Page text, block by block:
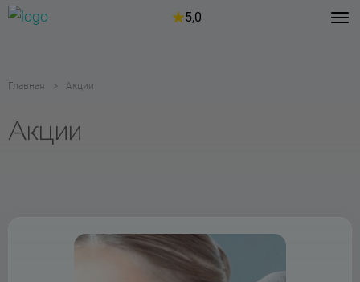
5,0
Главная Акции
Акции